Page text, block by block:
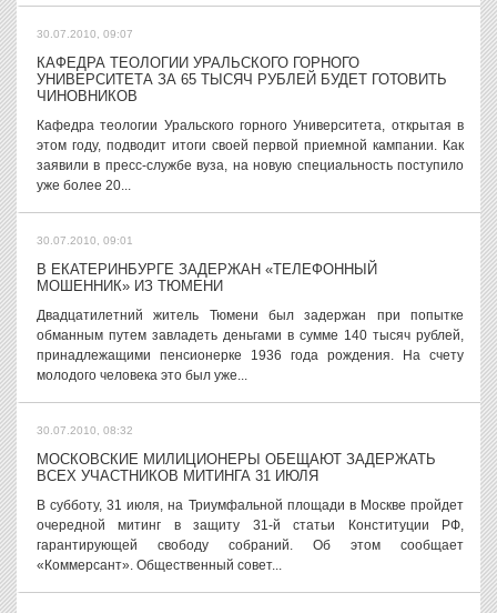
30.07.2010, 09:07
КАФЕДРА ТЕОЛОГИИ УРАЛЬСКОГО ГОРНОГО
УНИВЕРСИТЕТА ЗА 65 ТЫСЯЧ РУБЛЕЙ БУДЕТ ГОТОВИТЬ
ЧИНОВНИКОВ
Кафедра теологии Уральского горного Университета, открытая в
этом году, подводит итоги своей первой приемной кампании. Как
заявили в пресс-службе вуза, на новую специальность поступило
уже более 20...
30.07.2010, 09:01
В ЕКАТЕРИНБУРГЕ ЗАДЕРЖАН «ТЕЛЕФОННЫЙ
МОШЕННИК» ИЗ ТЮМЕНИ
Двадцатилетний житель Тюмени был задержан при попытке
обманным путем завладеть деньгами в сумме 140 тысяч рублей,
принадлежащими пенсионерке 1936 года рождения. На счету
молодого человека это был уже...
30.07.2010, 08:32
МОСКОВСКИЕ МИЛИЦИОНЕРЫ ОБЕЩАЮТ ЗАДЕРЖАТЬ
ВСЕХ УЧАСТНИКОВ МИТИНГА 31 ИЮЛЯ
В субботу, 31 июля, на Триумфальной площади в Москве пройдет
очередной митинг в защиту 31-й статьи Конституции РФ,
гарантирующей свободу собраний. Об этом сообщает
«Коммерсант». Общественный совет...